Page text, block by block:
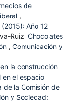
de
,
Año 12
Ruiz, Chocolates
, Comunicación y
la construcción
en el espacio
de la Comisión de
y Sociedad: